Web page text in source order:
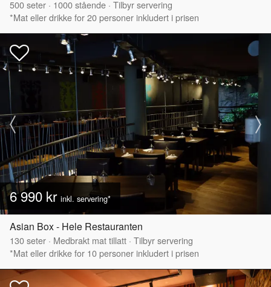
500seter · 1000stående · Tilbyr servering
*Mat eller drikke for 20 personer inkludert i prisen
6 990 kr inkl. servering*
Asian Box - Hele Restauranten
130seter · Medbrakt mat tillatt · Tilbyr servering
*Mat eller drikke for 10 personer inkludert i prisen